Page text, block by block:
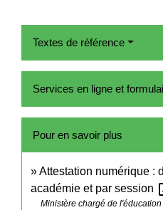
Textes de référence
Services en ligne et
Pour en savoir plus
Attestation numérique :
académie et par session
Ministère chargé de l'éducation